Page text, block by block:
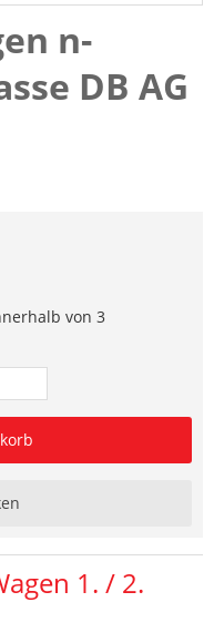
n-
DB AG
von 3
1. / 2.